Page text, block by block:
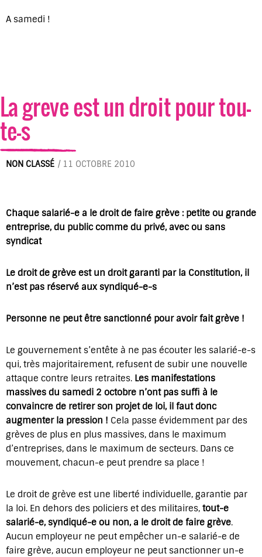
A samedi !
La greve est un droit pour tou-
te-s
NON CLASSÉ / 11 OCTOBRE 2010
Chaque salarié-e a le droit de faire grève : petite ou grande
entreprise, du public comme du privé, avec ou sans
syndicat
Le droit de grève est un droit garanti par la Constitution, il
n’est pas réservé aux syndiqué-e-s
Personne ne peut être sanctionné pour avoir fait grève !
Le gouvernement s’entête à ne pas écouter les salarié-e-s
qui, très majoritairement, refusent de subir une nouvelle
attaque contre leurs retraites. Les manifestations
massives du samedi 2 octobre n’ont pas suffi à le
convaincre de retirer son projet de loi, il faut donc
augmenter la pression ! Cela passe évidemment par des
grèves de plus en plus massives, dans le maximum
d’entreprises, dans le maximum de secteurs. Dans ce
mouvement, chacun-e peut prendre sa place !
Le droit de grève est une liberté individuelle, garantie par
la loi. En dehors des policiers et des militaires, tout-e
salarié-e, syndiqué-e ou non, a le droit de faire grève.
Aucun employeur ne peut empêcher un-e salarié-e de
faire grève, aucun employeur ne peut sanctionner un-e